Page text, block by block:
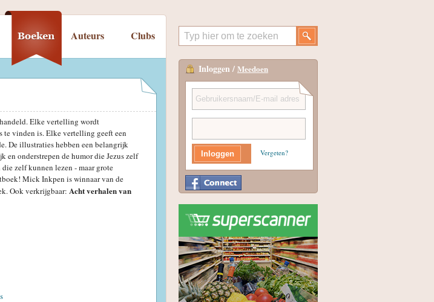
Auteurs Clubs
Elke vertelling wordt
te vinden is. Elke vertelling geeft een
De illustraties hebben een belangrijk
onderstrepen de humor die Jezus zelf
zelf kunnen lezen - maar grote
Mick Inkpen is winnaar van de
Ook verkrijgbaar: Acht verhalen van
Inloggen / Meedoen
Vergeten?